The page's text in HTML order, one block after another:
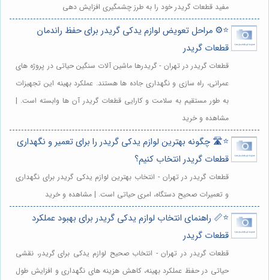
مفید قطعات گریدر خود را به طرز چشمگیری افزایش دهی
⭐️⚙️ مراحل تعویض لوازم یدکی گریدر برای حفظ راندمان
قطعات گریدر
قطعات گریدر در تهران - گریدرها ماشین آلات سنگین حیاتی در پروژه های
عمرانی، راه سازی و نگهداری جاده ها هستند. عملکرد بهینه این تجهیزات
به طور مستقیم به سلامت و کارایی قطعات گریدر آن ها وابسته است. |
مشاهده و خرید
⭐️🛣️ چگونه بهترین لوازم یدکی گریدر را برای تعمیر و نگهداری
قطعات گریدر انتخاب کنیم؟
قطعات گریدر در تهران - انتخاب بهترین لوازم یدکی گریدر برای نگهداری
و تعمیرات صحیح دستگاه، امری حیاتی است. | مشاهده و خرید
⭐️📏 راهنمای انتخاب لوازم یدکی گریدر برای بهبود عملکرد
قطعات گریدر
قطعات گریدر در تهران - انتخاب صحیح لوازم یدکی برای گریدر، نقشی
حیاتی در حفظ عملکرد بهینه، کاهش هزینه های نگهداری و افزایش طول